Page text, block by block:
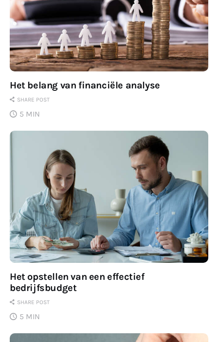
Het belang van financiële analyse
SHARE POST
5 MIN
Het opstellen van een effectief
bedrijfsbudget
SHARE POST
5 MIN